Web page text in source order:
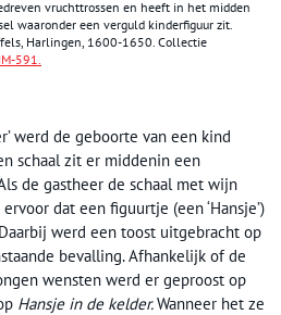
vruchttrossen en heeft in het midden
waaronder een verguld kinderfiguur zit.
Harlingen, 1600-1650. Collectie
591.
werd de geboorte van een kind
schaal zit er middenin een
de gastheer de schaal met wijn
dat een figuurtje (een ‘Hansje’)
werd een toost uitgebracht op
bevalling. Afhankelijk of de
wensten werd er geproost op
Hansje in de kelder.Wanneer het ze